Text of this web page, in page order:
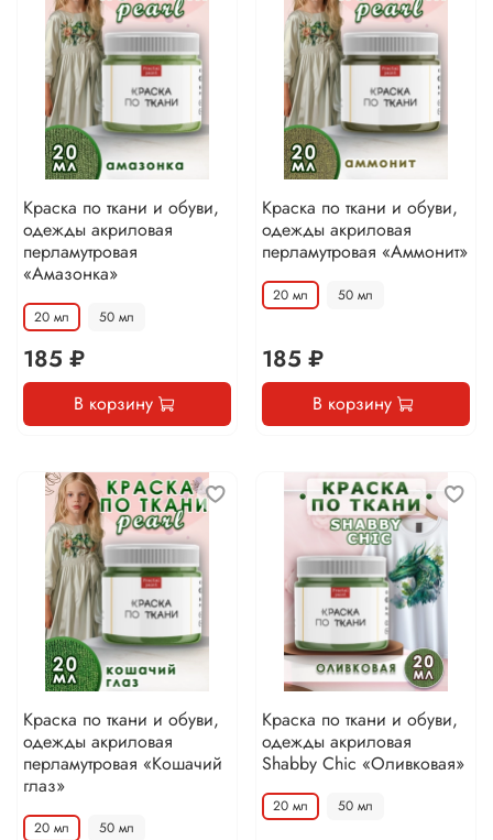
Краска по ткани и обуви,
одежды акриловая
перламутровая
«Амазонка»
20 мл 50 мл
185 ₽
В корзину
Краска по ткани и обуви,
одежды акриловая
перламутровая «Аммонит»
20 мл 50 мл
185 ₽
В корзину
Краска по ткани и обуви,
одежды акриловая
перламутровая «Кошачий
глаз»
20 мл 50 мл
Краска по ткани и обуви,
одежды акриловая
Shabby Chic «Оливковая»
20 мл 50 мл